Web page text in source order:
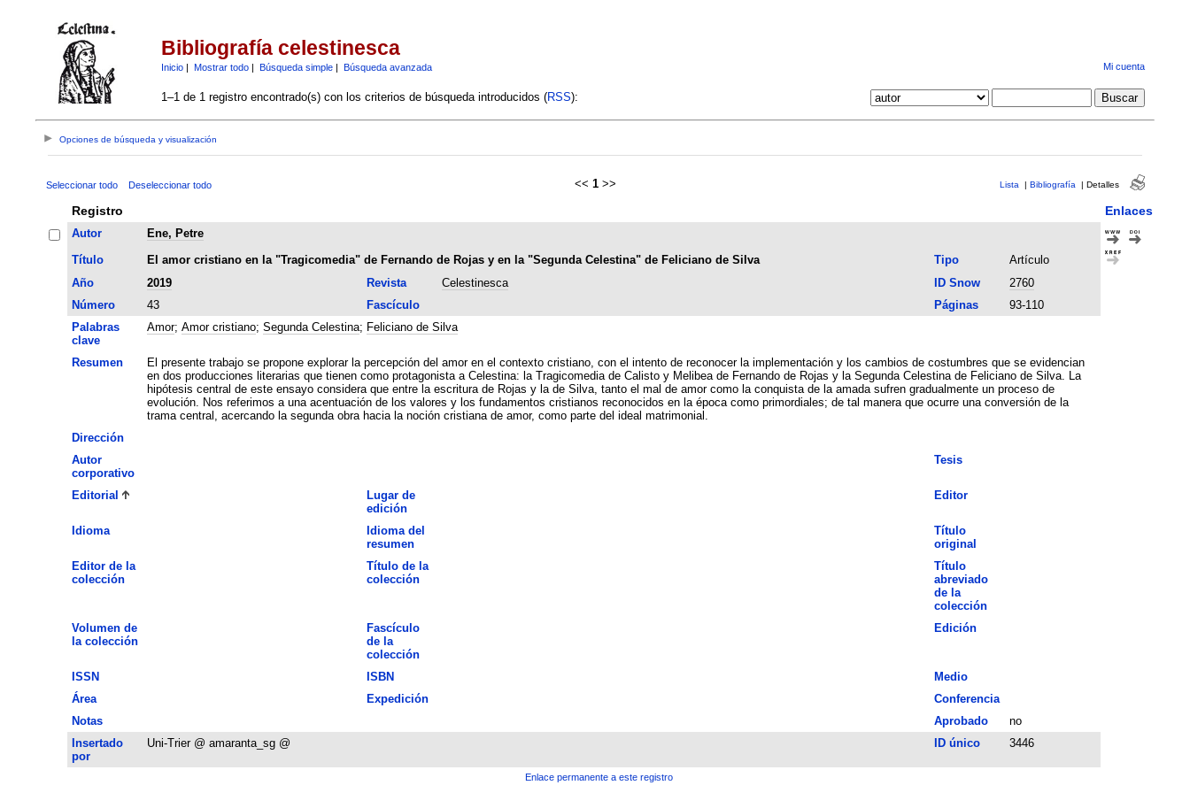
Bibliografía celestinesca
Inicio| Mostrar todo| Búsqueda simple| Búsqueda avanzada Mi cuenta
1–1 de 1 registro encontrado(s) con los criterios de búsqueda introducidos (RSS):
Opciones de búsqueda y visualización
Seleccionar todo Deseleccionar todo << 1 >> Lista | Bibliografía | Detalles
Registro Enlaces
Autor
Ene, Petre
Título
El amor cristiano en la "Tragicomedia" de Fernando de Rojas y en la "Segunda Celestina" de Feliciano de Silva Tipo
Artículo
Año
2019 Revista Celestinesca ID Snow
2760
Número
43 Fascículo Páginas
93-110
Palabras
clave
Amor; Amor cristiano; Segunda Celestina; Feliciano de Silva
Resumen
El presente trabajo se propone explorar la percepción del amor en el contexto cristiano, con el intento de reconocer la implementación y los cambios de costumbres que se evidencian
en dos producciones literarias que tienen como protagonista a Celestina: la Tragicomedia de Calisto y Melibea de Fernando de Rojas y la Segunda Celestina de Feliciano de Silva. La
hipótesis central de este ensayo considera que entre la escritura de Rojas y la de Silva, tanto el mal de amor como la conquista de la amada sufren gradualmente un proceso de
evolución. Nos referimos a una acentuación de los valores y los fundamentos cristianos reconocidos en la época como primordiales; de tal manera que ocurre una conversión de la
trama central, acercando la segunda obra hacia la noción cristiana de amor, como parte del ideal matrimonial.
Dirección
Autor
corporativo
Tesis
Editorial
Lugar de
edición
Editor
Idioma
Idioma del
resumen
Título
original
Editor de la
colección
Título de la
colección
Título
abreviado
de la
colección
Volumen de
la colección
Fascículo
de la
colección
Edición
ISSN ISBN
Medio
Área
Expedición
Conferencia
Notas
Aprobado
no
Insertado
por
Uni-Trier @ amaranta_sg @ ID único 3446
Enlace permanente a este registro